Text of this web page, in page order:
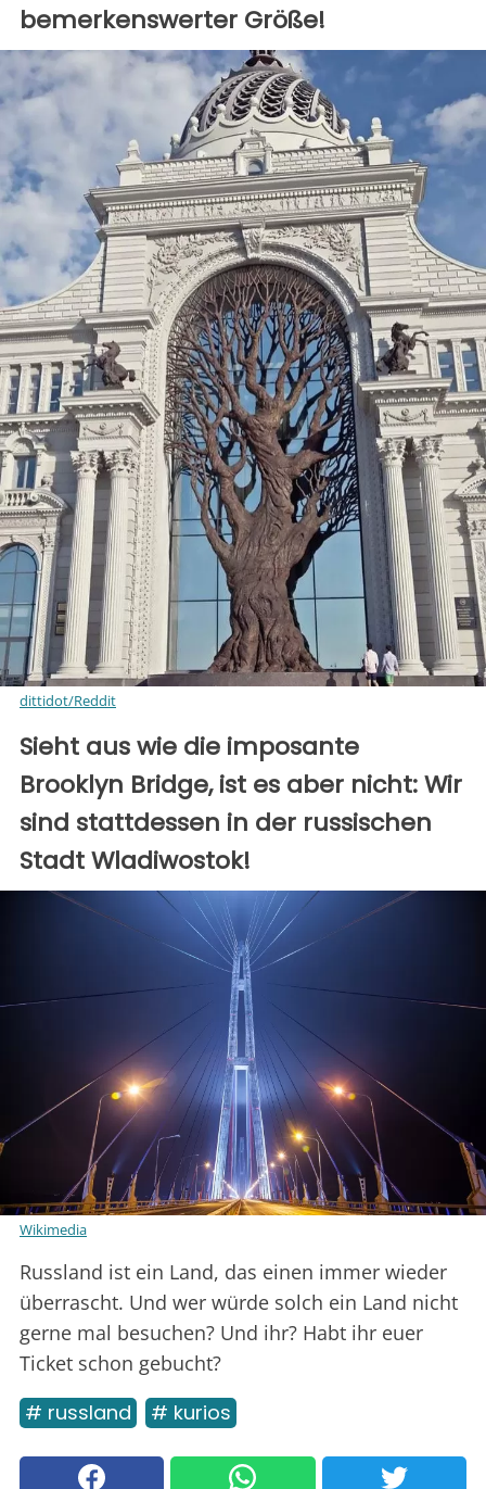
bemerkenswerter Größe!
dittidot/Reddit
Sieht aus wie die imposante
Brooklyn Bridge, ist es aber nicht: Wir
sind stattdessen in der russischen
Stadt Wladiwostok!
Wikimedia
Russland ist ein Land, das einen immer wieder
überrascht. Und wer würde solch ein Land nicht
gerne mal besuchen? Und ihr? Habt ihr euer
Ticket schon gebucht?
# russland # kurios